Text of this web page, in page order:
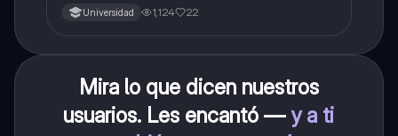
Universidad 1,124 22
Mira lo que dicen nuestros
usuarios. Les encantó —y a ti